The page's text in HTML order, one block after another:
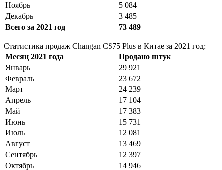
Ноябрь
5 084
Декабрь
3 485
Всего за 2021 год
73 489
Статистика продаж Changan CS75 Plus в Китае за 2021 год:
Месяц 2021 года
Продано штук
Январь
29 921
Февраль
23 672
Март
24 239
Апрель
17 104
Май
17 383
Июнь
15 731
Июль
12 081
Август
13 469
Сентябрь
12 397
Октябрь
14 946